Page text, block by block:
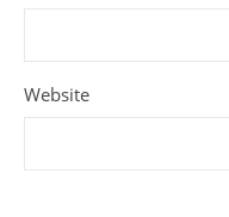
Website